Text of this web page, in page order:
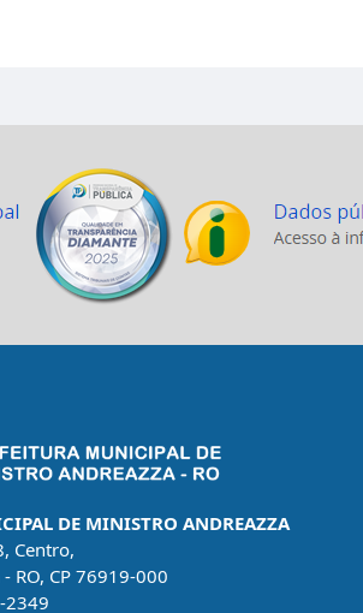
DE MINISTRO ANDREAZZA
Centro,
RO, CP 76919-000
2349